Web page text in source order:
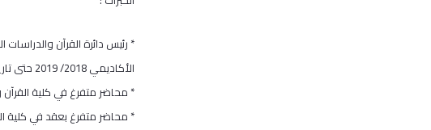
الأكاديمي 2018/ 2019 حتى تاريخه.
* محاضر متفرغ في كلية القرآن
* محاضر متفرغ بعقد في كلية